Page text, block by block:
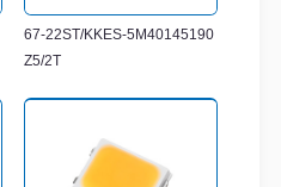
67-22ST/KKES-5M40145190
Z5/2T